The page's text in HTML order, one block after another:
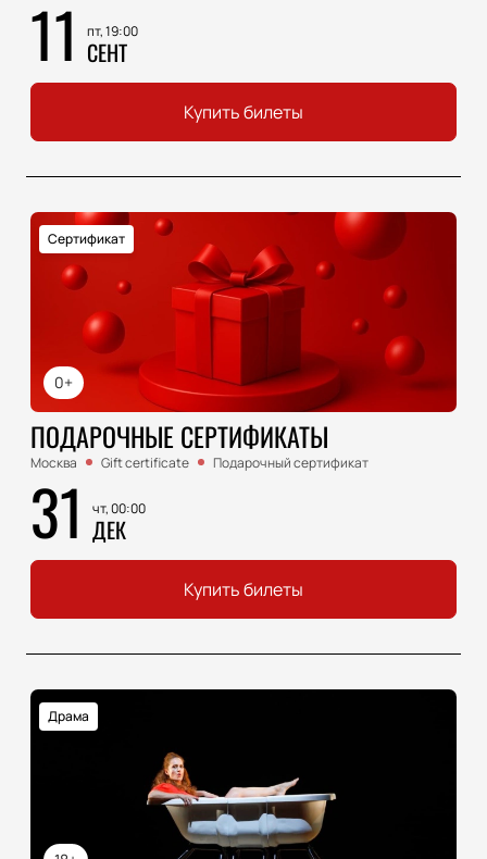
11 пт, 19:00
СЕНТ
Купить билеты
0+
Сертификат
ПОДАРОЧНЫЕ СЕРТИФИКАТЫ
Москва Gift certificate Подарочный сертификат
31 чт, 00:00
ДЕК
Купить билеты
Драма